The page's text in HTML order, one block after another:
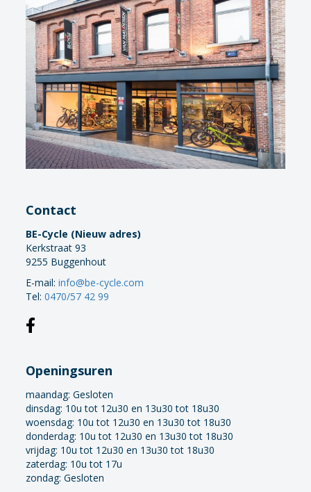
Contact
BE-Cycle (Nieuw adres)
Kerkstraat 93
9255 Buggenhout
E-mail:info@be-cycle.com
Tel:0470/57 42 99
Openingsuren
maandag:Gesloten
dinsdag: 10u tot 12u30 en 13u30 tot 18u30
woensdag: 10u tot 12u30 en 13u30 tot 18u30
donderdag: 10u tot 12u30 en 13u30 tot 18u30
vrijdag: 10u tot 12u30 en 13u30 tot 18u30
zaterdag: 10u tot 17u
zondag: Gesloten